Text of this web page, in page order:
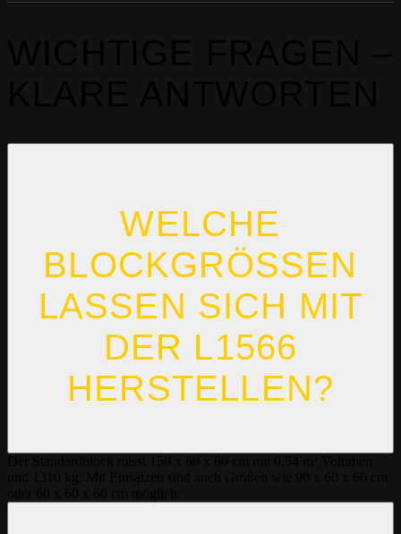
WELCHE
BLOCKGRÖSSEN
LASSEN SICH MIT D
ER L1566 H
ERSTELLEN?